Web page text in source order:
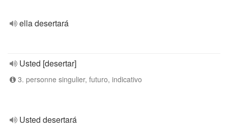
ella desertará
Usted [desertar]
3. personne singulier, futuro, indicativo
Usted desertará